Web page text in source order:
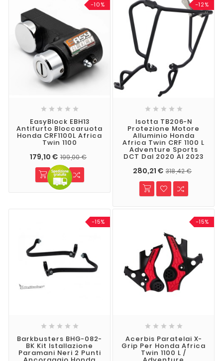
-10%
    
EasyBlock EBH13
Antifurto Bloccaruota
Honda CRF1100L Africa
Twin 1100
179,10 € 199,00 €
-12%
    
Isotta TB206-N
Protezione Motore
Alluminio Honda
Africa Twin CRF 1100 L
Adventure Sports
DCT Dal 2020 Al 2023
280,21 € 318,42 €
-15%
    
Barkbusters BHG-082-
BK Kit Istallazione
Paramani Neri 2 Punti
-15%
    
Acerbis Paratelai X-
Grip Per Honda Africa
Twin 1100 L /